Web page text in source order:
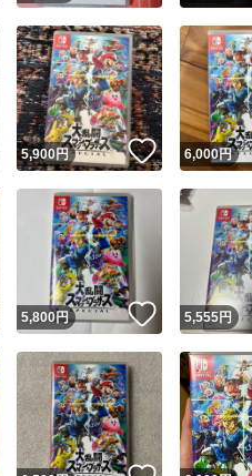
いね！
5,900円 いいね！
6,000円
いいね！
5,800円 いいね！
5,555円